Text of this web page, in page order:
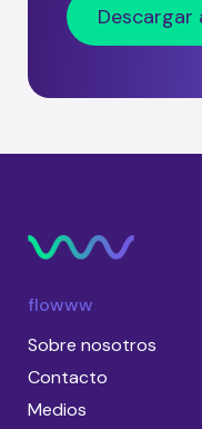
Descargar
flowww
Sobre nosotros
Contacto
Medios